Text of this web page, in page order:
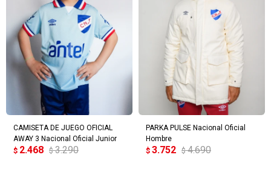
CAMISETA DE JUEGO OFICIAL
AWAY 3 Nacional Oficial Junior
$ 2.468 $ 3.290
PARKA PULSE Nacional Oficial
Hombre
$ 3.752 $ 4.690